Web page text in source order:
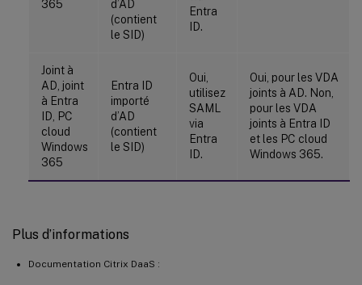
365
d’AD
(contient
le SID)
Entra
ID.
Joint à
AD, joint
à Entra
ID, PC
cloud
Windows
365
Entra ID
importé
d’AD
(contient
le SID)
Oui,
utilisez
SAML
via
Entra
ID.
Oui, pour les VDA
joints à AD. Non,
pour les VDA
joints à Entra ID
et les PC cloud
Windows 365.
Plus d’informations
Documentation Citrix DaaS :